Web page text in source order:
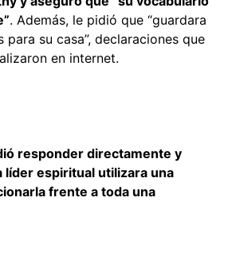
. Además, le pidió que “guardara
para su casa”, declaraciones que
en internet.
responder directamente y
líder espiritual utilizara una
frente a toda una